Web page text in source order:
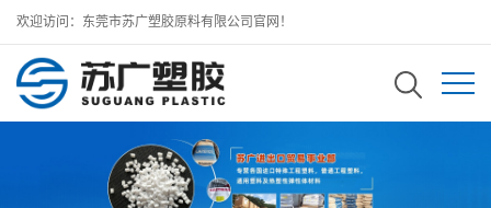
欢迎访问：东莞市苏广塑胶原料有限公司官网！